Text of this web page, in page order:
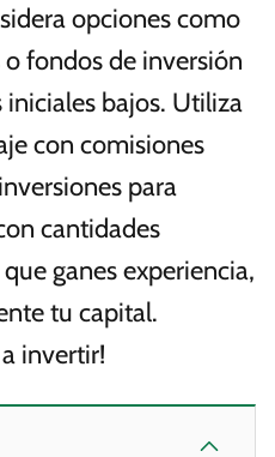
opciones como
fondos de inversión
bajos. Utiliza
con comisiones
para
cantidades
ganes experiencia,
tu capital.
invertir!